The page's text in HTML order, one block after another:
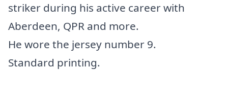
striker during his active career with
Aberdeen, QPR and more.
He wore the jersey number 9.
Standard printing.